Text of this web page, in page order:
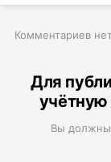
Комментариев
Для
учётную
Вы должны